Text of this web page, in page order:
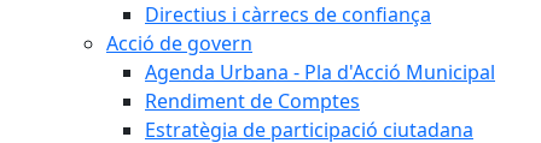
Directius i càrrecs de confiança
Acció de govern
Agenda Urbana - Pla d'Acció Municipal
Rendiment de Comptes
Estratègia de participació ciutadana